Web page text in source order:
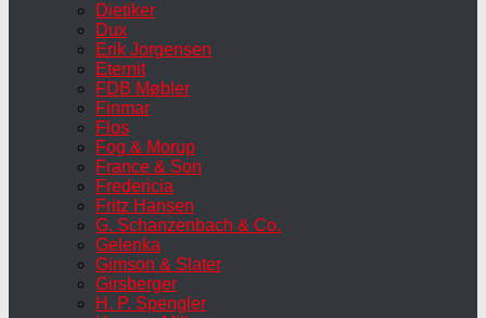
Dietiker
Dux
Erik Jorgensen
Eternit
FDB Møbler
Finmar
Flos
Fog & Morup
France & Son
Fredericia
Fritz Hansen
G. Schanzenbach & Co.
Gelenka
Gimson & Slater
Girsberger
H. P. Spengler